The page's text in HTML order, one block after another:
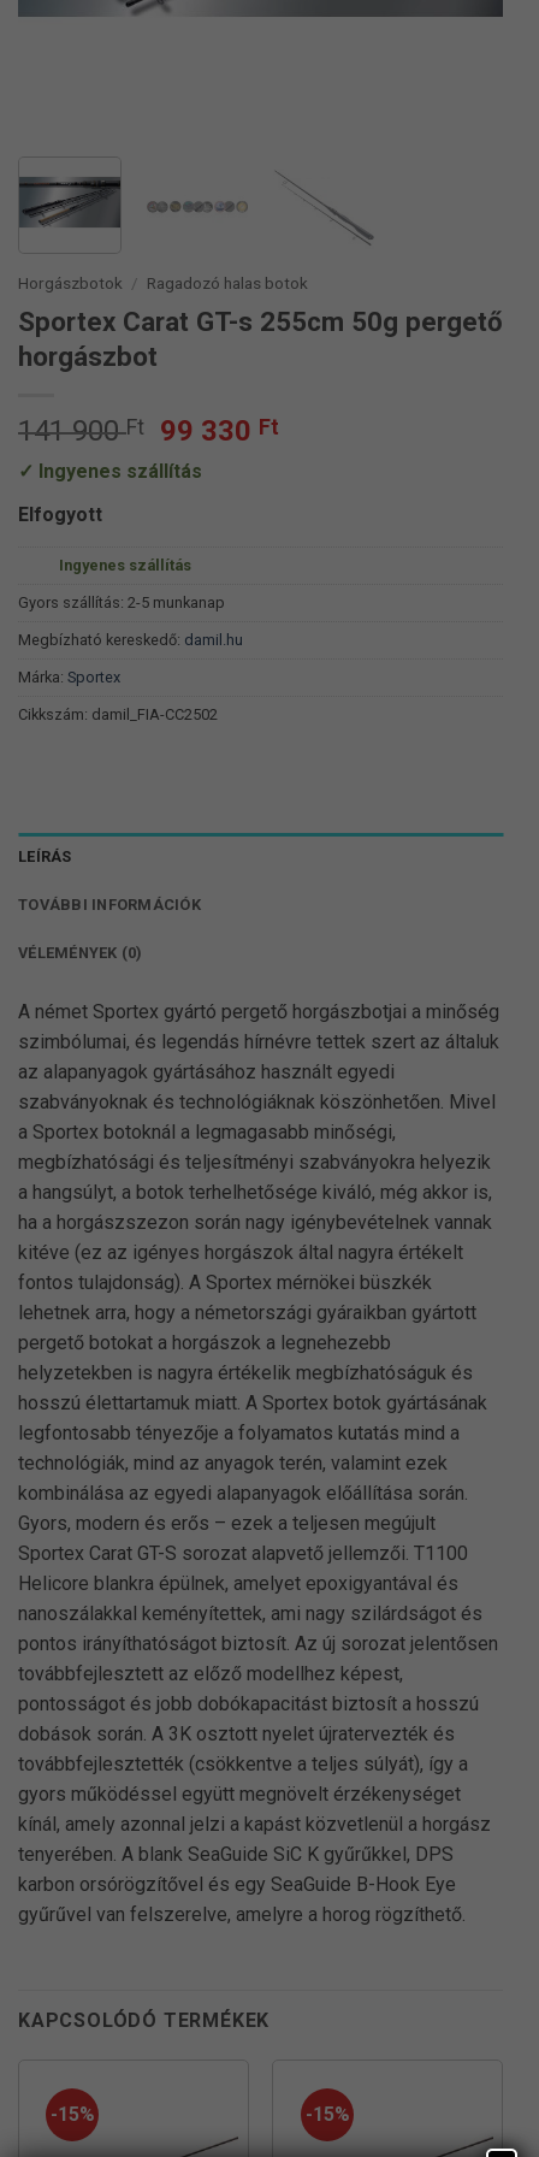
Horgászbotok / Ragadozó halas botok
Sportex Carat GT-s 255cm 50g pergető
horgászbot
141 900Ft
Original
price
was:
99 330 Ft
Ingyenes szállítás
Elfogyott
Ingyenes szállítás
Gyors szállítás: 2-5 munkanap
Megbízható kereskedő: damil.hu
Márka: Sportex
Cikkszám: damil_FIA-CC2502
LEÍRÁS
TOVÁBBI INFORMÁCIÓK
VÉLEMÉNYEK (0)
A német Sportex gyártó pergető horgászbotjai a minőség
szimbólumai, és legendás hírnévre tettek szert az általuk
az alapanyagok gyártásához használt egyedi
szabványoknak és technológiáknak köszönhetően. Mivel
a Sportex botoknál a legmagasabb minőségi,
megbízhatósági és teljesítményi szabványokra helyezik
a hangsúlyt, a botok terhelhetősége kiváló, még akkor is,
ha a horgászszezon során nagy igénybevételnek vannak
kitéve (ez az igényes horgászok által nagyra értékelt
fontos tulajdonság). A Sportex mérnökei büszkék
lehetnek arra, hogy a németországi gyáraikban gyártott
pergető botokat a horgászok a legnehezebb
helyzetekben is nagyra értékelik megbízhatóságuk és
hosszú élettartamuk miatt. A Sportex botok gyártásának
legfontosabb tényezője a folyamatos kutatás mind a
technológiák, mind az anyagok terén, valamint ezek
kombinálása az egyedi alapanyagok előállítása során.
Gyors, modern és erős – ezek a teljesen megújult
Sportex Carat GT-S sorozat alapvető jellemzői. T1100
Helicore blankra épülnek, amelyet epoxigyantával és
nanoszálakkal keményítettek, ami nagy szilárdságot és
pontos irányíthatóságot biztosít. Az új sorozat jelentősen
továbbfejlesztett az előző modellhez képest,
pontosságot és jobb dobókapacitást biztosít a hosszú
dobások során. A 3K osztott nyelet újratervezték és
továbbfejlesztették (csökkentve a teljes súlyát), így a
gyors működéssel együtt megnövelt érzékenységet
kínál, amely azonnal jelzi a kapást közvetlenül a horgász
tenyerében. A blank SeaGuide SiC K gyűrűkkel, DPS
karbon orsórögzítővel és egy SeaGuide B-Hook Eye
gyűrűvel van felszerelve, amelyre a horog rögzíthető.
KAPCSOLÓDÓ TERMÉKEK
-15% -15%